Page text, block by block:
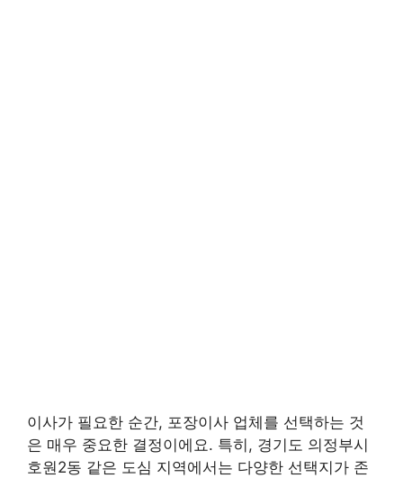
이사가 필요한 순간, 포장이사 업체를 선택하는 것
은 매우 중요한 결정이에요. 특히, 경기도 의정부시
호원2동 같은 도심 지역에서는 다양한 선택지가 존